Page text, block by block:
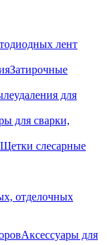
лент
Затирочные
для
для сварки,
Щетки слесарные
отделочных
Аксессуары для